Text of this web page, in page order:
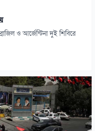
ও আর্জেন্টিনা দুই শিবিরে